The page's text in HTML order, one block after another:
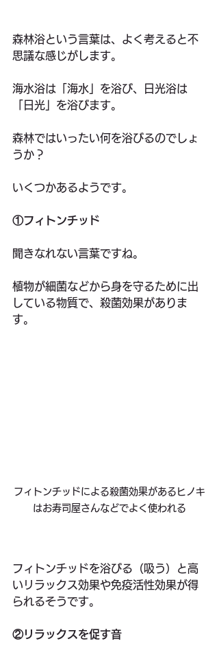
森林浴という言葉は、よく考えると不
思議な感じがします。
海水浴は「海水」を浴び、日光浴は
「日光」を浴びます。
森林ではいったい何を浴びるのでしょ
うか？
いくつかあるようです。
①フィトンチッド
聞きなれない言葉ですね。
植物が細菌などから身を守るために出
している物質で、殺菌効果がありま
す。
フィトンチッドによる殺菌効果があるヒノキ
はお寿司屋さんなどでよく使われる
フィトンチッドを浴びる（吸う）と高
いリラックス効果や免疫活性効果が得
られるそうです。
②リラックスを促す音